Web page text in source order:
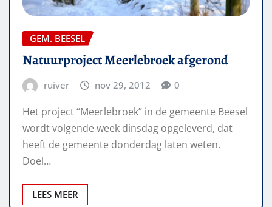
GEM. BEESEL
Natuurproject Meerlebroek afgerond
ruiver nov 29, 2012 0
Het project “Meerlebroek” in de gemeente Beesel
wordt volgende week dinsdag opgeleverd, dat
heeft de gemeente donderdag laten weten.
Doel…
LEES MEER